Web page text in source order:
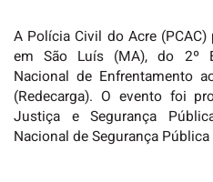
A Polícia Civil do Acre
em São Luís (MA), do 2º
Nacional de Enfrentamento
(Redecarga). O evento foi
Justiça e Segurança
Nacional de Segurança Pública